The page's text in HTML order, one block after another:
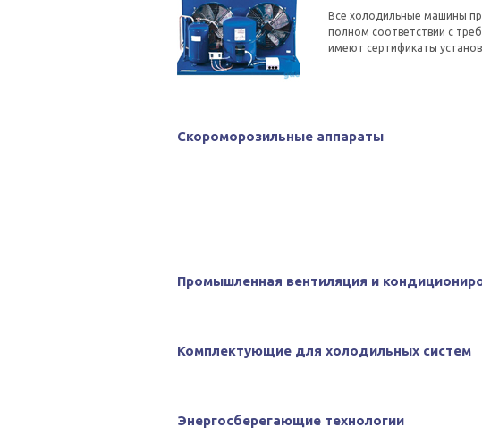
Все холодильные машины
полном соответствии с
имеют сертификаты
Скороморозильные аппараты
Промышленная вентиляция и
Комплектующие для холодильных систем
Энергосберегающие технологии